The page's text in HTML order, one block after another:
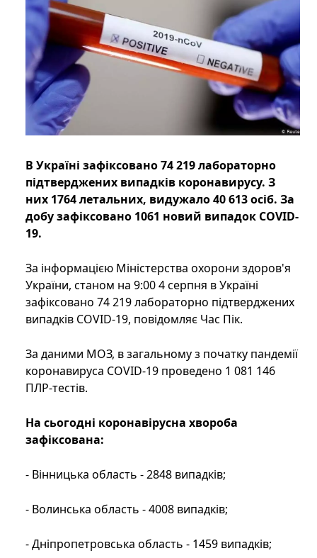
В Україні зафіксовано 74 219 лабораторно
підтверджених випадків коронавирусу. З
них 1764 летальних, видужало 40 613 осіб. За
добу зафіксовано 1061 новий випадок COVID-
19.
За інформацією Міністерства охорони здоров'я
України, станом на 9:00 4 серпня в Україні
зафіксовано 74 219 лабораторно підтверджених
випадків COVID-19, повідомляє Час Пік.
За даними МОЗ, в загальному з початку пандемії
коронавируса COVID-19 проведено 1 081 146
ПЛР-тестів.
На сьогодні коронавірусна хвороба
зафіксована:
- Вінницька область - 2848 випадків;
- Волинська область - 4008 випадків;
- Дніпропетровська область - 1459 випадків;